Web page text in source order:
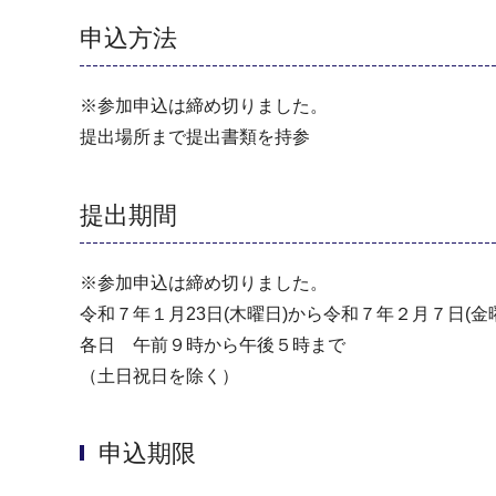
申込方法
※参加申込は締め切りました。
提出場所まで提出書類を持参
提出期間
※参加申込は締め切りました。
令和７年１月23日(木曜日)から令和７年２月７日(金
各日 午前９時から午後５時まで
（土日祝日を除く）
申込期限